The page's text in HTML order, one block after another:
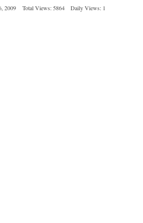
2009 Total Views: 5864
Daily Views: 1